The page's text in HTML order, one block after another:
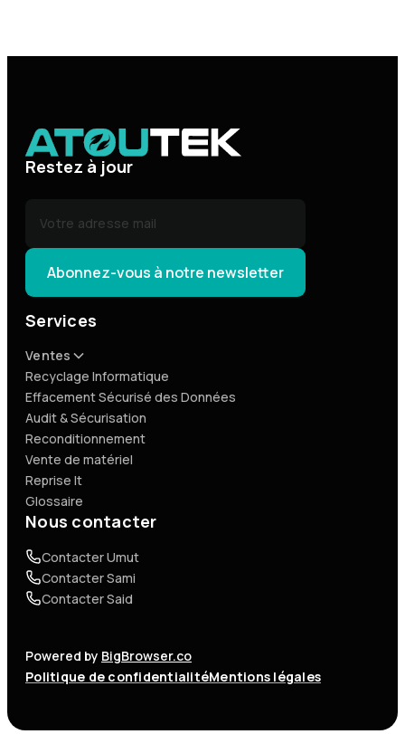
Restez à jour
Services
Ventes
Recyclage Informatique
Effacement Sécurisé des Données
Audit & Sécurisation
Reconditionnement
Vente de matériel
Reprise It
Glossaire
Nous contacter
Contacter Umut
Contacter Sami
Contacter Said
Powered by BigBrowser.co
Politique de confidentialitéMentions légales